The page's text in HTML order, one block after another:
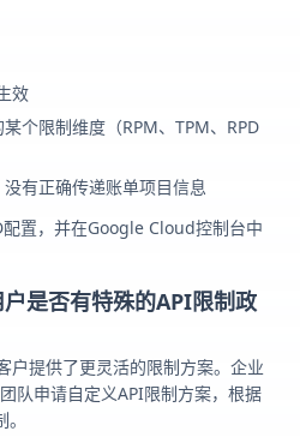
效
个限制维度（RPM、TPM、RPD
有正确传递账单项目信息
置，并在Google Cloud控制台中
是否有特殊的API限制政
户提供了更灵活的限制方案。企业
队申请自定义API限制方案，根据